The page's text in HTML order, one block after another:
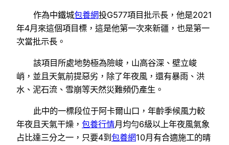
作為中鐵城包養網投G577項目批示長，他是2021
年4月來這個項目標，這是他第一次來新疆，也是第一
次當批示長。
該項目所處地勢極為險峻，山高谷深、壁立峻
峭，並且天氣前提惡劣，除了年夜風，還有暴雨、洪
水、泥石流、雪崩等天然災難頻仍產生。
此中的一標段位于阿卡爾山口，年齡季候風力較
年夜且天氣干燥， 包養行情月均勻6級以上年夜風氣象
占比達三分之一，只要4到 包養網10月有合適施工的晴